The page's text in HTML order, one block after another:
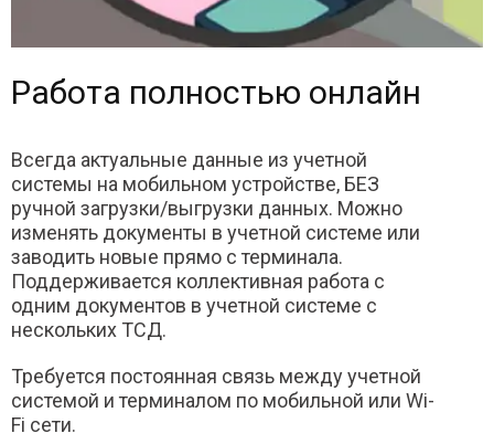
Работа полностью онлайн
Всегда актуальные данные из учетной
системы на мобильном устройстве, БЕЗ
ручной загрузки/выгрузки данных. Можно
изменять документы в учетной системе или
заводить новые прямо с терминала.
Поддерживается коллективная работа с
одним документов в учетной системе с
нескольких ТСД.
Требуется постоянная связь между учетной
системой и терминалом по мобильной или Wi-
Fi сети.